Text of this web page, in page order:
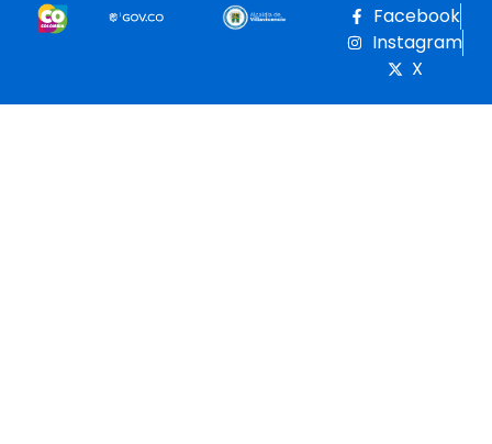
Facebook
Instagram
X